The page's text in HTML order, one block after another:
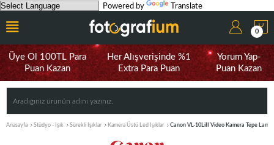
Powered by Translate
0
Üye Ol 100TL Para
Puan Kazan
Her Alışverişinde %1
Extra Para Puan
Yorum Yap-
Puan Kazan
Anasayfa Stüdyo - Işık Sürekli Işıklar Kamera Üstü Led Işıklar Canon VL-10LiII Video Kamera Tepe